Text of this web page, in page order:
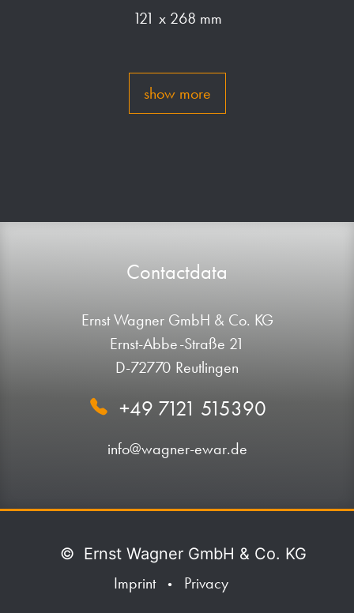
121 x 268 mm
show more
Contactdata
Ernst Wagner GmbH & Co. KG
Ernst-Abbe-Straße 21
D-72770 Reutlingen
+49 7121 515390
info@wagner-ewar.de
© Ernst Wagner GmbH & Co. KG
Imprint
• Privacy